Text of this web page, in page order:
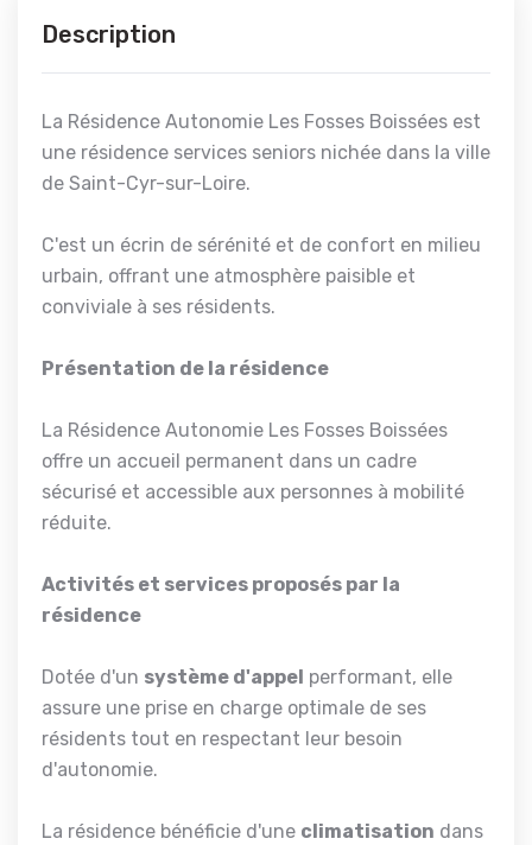
Description
La Résidence Autonomie Les Fosses Boissées est
une résidence services seniors nichée dans la ville
de Saint-Cyr-sur-Loire.
C'est un écrin de sérénité et de confort en milieu
urbain, offrant une atmosphère paisible et
conviviale à ses résidents.
Présentation de la résidence
La Résidence Autonomie Les Fosses Boissées
offre un accueil permanent dans un cadre
sécurisé et accessible aux personnes à mobilité
réduite.
Activités et services proposés par la
résidence
Dotée d'un système d'appel performant, elle
assure une prise en charge optimale de ses
résidents tout en respectant leur besoin
d'autonomie.
La résidence bénéficie d'une climatisation dans